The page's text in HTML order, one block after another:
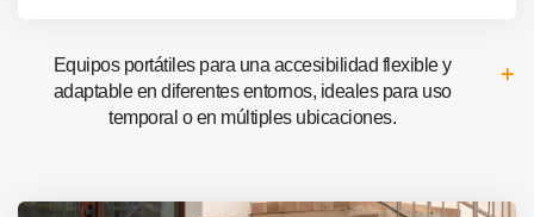
Equipos portátiles para una accesibilidad flexible y
adaptable en diferentes entornos, ideales para uso
temporal o en múltiples ubicaciones.